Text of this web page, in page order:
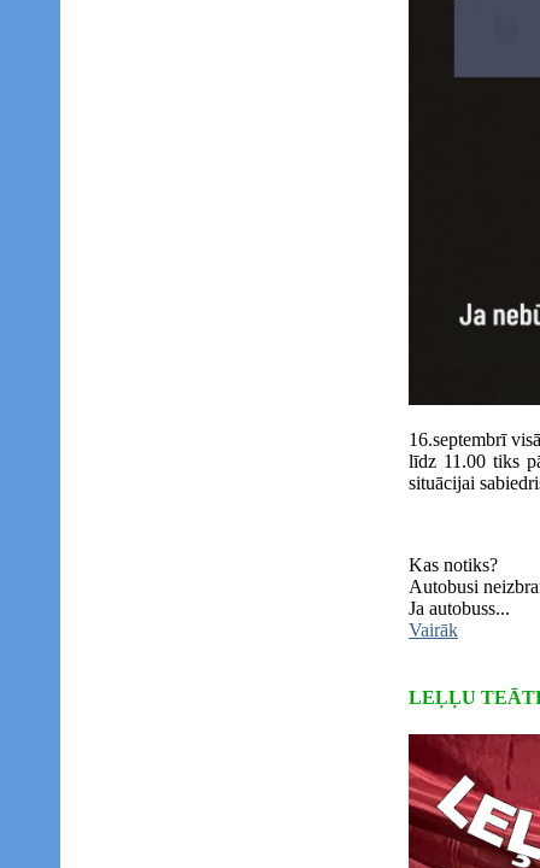
16.septembrī
līdz 11.00 tiks
situācijai
Kas notiks?
Autobusi
Ja autobuss...
Vairāk
LEĻĻU